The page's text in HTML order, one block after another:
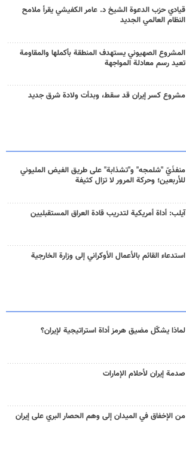
قيادي حزب الدعوة الشيخ د. عامر الكفيشي يقرأ ملامح
النظام العالمي الجديد
المشروع الصهيوني يستهدف المنطقة بأكملها والمقاومة
تعيد رسم معادلة المواجهة
مشروع كسر إيران قد سقط، وبدأت ولادة شرق جديد
منفذَيّ "شلمجه" و"تشذابة" على طريق الفيض المليوني
للأربعين؛ وحركة المرور لا تزال كثيفة
آيلب: أداة أمريكية لتدريب قادة العراق المستقبليين
استدعاء القائم بالأعمال الأوكراني إلى وزارة الخارجية
لماذا يشكّل مضيق هرمز أداة استراتيجية لإيران؟
صدمة إيران لأحلام الإمارات
من الإخفاق في الميدان إلى وهم الحصار البري على إيران